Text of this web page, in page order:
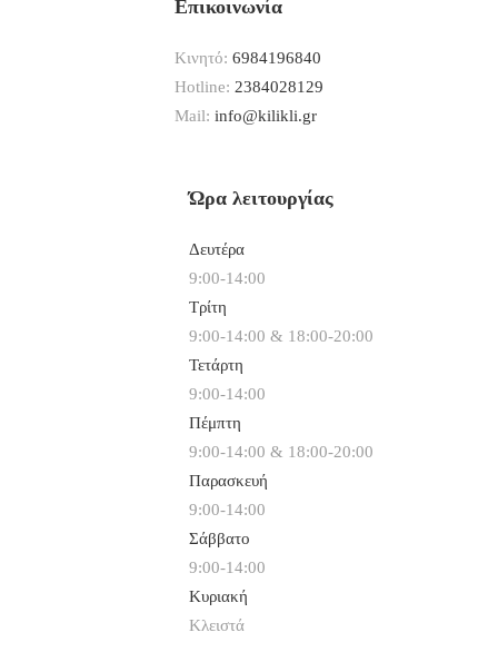
Επικοινωνία
Κινητό: 6984196840
Hotline: 2384028129
Mail: info@kilikli.gr
Ώρα λειτουργίας
Δευτέρα
9:00-14:00
Τρίτη
9:00-14:00 & 18:00-20:00
Τετάρτη
9:00-14:00
Πέμπτη
9:00-14:00 & 18:00-20:00
Παρασκευή
9:00-14:00
Σάββατο
9:00-14:00
Κυριακή
Κλειστά